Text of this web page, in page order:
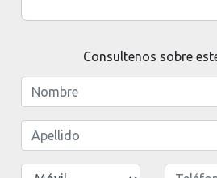
Consultenos sobre